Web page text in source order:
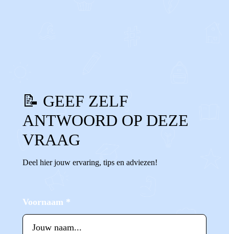
📝 GEEF ZELF
ANTWOORD OP DEZE
VRAAG
Deel hier jouw ervaring, tips en adviezen!
Voornaam *